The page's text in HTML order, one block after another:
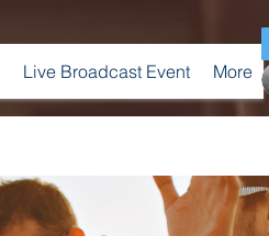
Live Broadcast Event More